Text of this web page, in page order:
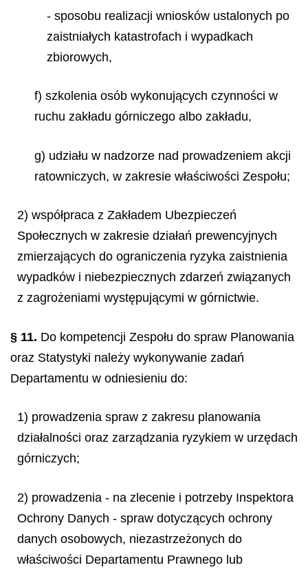
- sposobu realizacji wniosków ustalonych po
zaistniałych katastrofach i wypadkach
zbiorowych,
f) szkolenia osób wykonujących czynności w
ruchu zakładu górniczego albo zakładu,
g) udziału w nadzorze nad prowadzeniem akcji
ratowniczych, w zakresie właściwości Zespołu;
2) współpraca z Zakładem Ubezpieczeń
Społecznych w zakresie działań prewencyjnych
zmierzających do ograniczenia ryzyka zaistnienia
wypadków i niebezpiecznych zdarzeń związanych
z zagrożeniami występującymi w górnictwie.
§ 11. Do kompetencji Zespołu do spraw Planowania
oraz Statystyki należy wykonywanie zadań
Departamentu w odniesieniu do:
1) prowadzenia spraw z zakresu planowania
działalności oraz zarządzania ryzykiem w urzędach
górniczych;
2) prowadzenia - na zlecenie i potrzeby Inspektora
Ochrony Danych - spraw dotyczących ochrony
danych osobowych, niezastrzeżonych do
właściwości Departamentu Prawnego lub